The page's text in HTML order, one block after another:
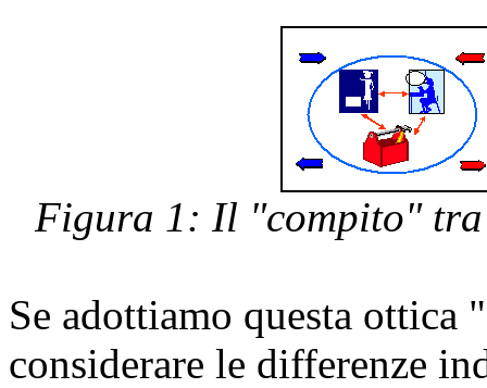
Figura 1: Il "compito" tra
Se adottiamo questa ottica
considerare le differenze